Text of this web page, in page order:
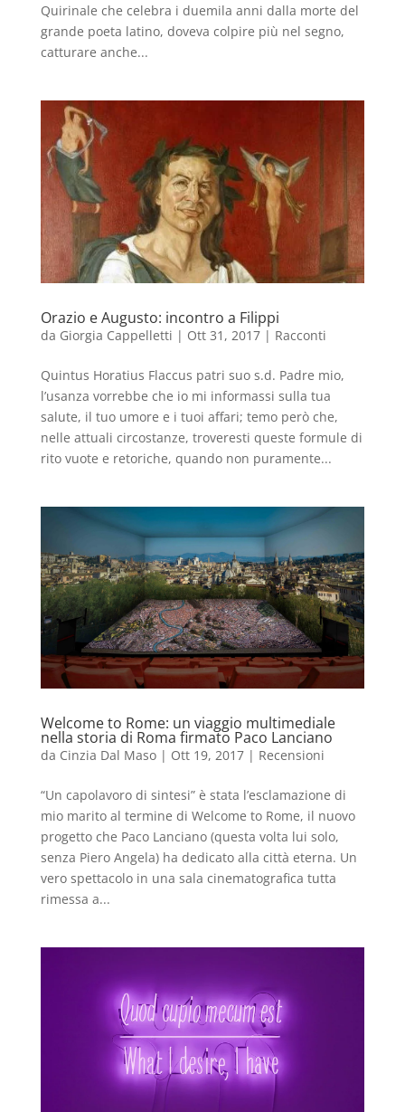
Quirinale che celebra i duemila anni dalla morte del
grande poeta latino, doveva colpire più nel segno,
catturare anche...
Orazio e Augusto: incontro a Filippi
da Giorgia Cappelletti | Ott 31, 2017| Racconti
Quintus Horatius Flaccus patri suo s.d. Padre mio,
l’usanza vorrebbe che io mi informassi sulla tua
salute, il tuo umore e i tuoi affari; temo però che,
nelle attuali circostanze, troveresti queste formule di
rito vuote e retoriche, quando non puramente...
Welcome to Rome: un viaggio multimediale
nella storia di Roma firmato Paco Lanciano
da Cinzia Dal Maso| Ott 19, 2017| Recensioni
“Un capolavoro di sintesi” è stata l’esclamazione di
mio marito al termine di Welcome to Rome, il nuovo
progetto che Paco Lanciano (questa volta lui solo,
senza Piero Angela) ha dedicato alla città eterna. Un
vero spettacolo in una sala cinematografica tutta
rimessa a...